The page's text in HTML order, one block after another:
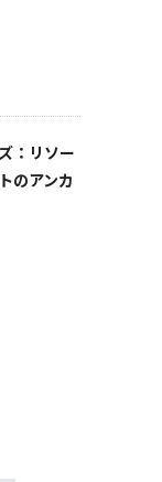
：リソー
のアンカ